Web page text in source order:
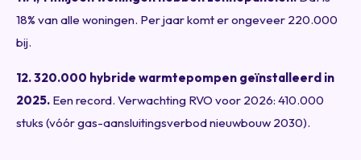
18% van alle woningen. Per jaar komt er ongeveer 220.000
bij.
12. 320.000 hybride warmtepompen geïnstalleerd in
2025. Een record. Verwachting RVO voor 2026: 410.000
stuks (vóór gas-aansluitingsverbod nieuwbouw 2030).